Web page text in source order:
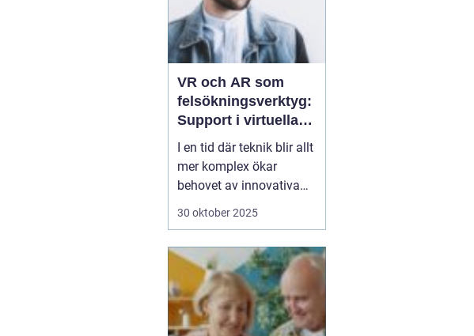
VR och AR som
felsökningsverktyg:
Support i virtuella
miljöer
I en tid där teknik blir allt
mer komplex ökar
behovet av innovativa
sätt att ge support. VR
erbjuder nya möjligheter
för felsökning, där
supportpersonal...
30 oktober 2025